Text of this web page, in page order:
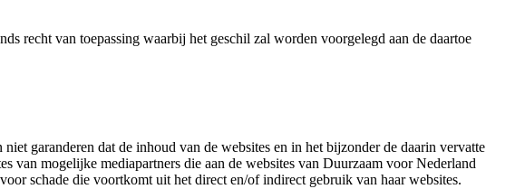
recht van toepassing waarbij het geschil zal worden voorgelegd aan de daartoe
garanderen dat de inhoud van de websites en in het bijzonder de daarin vervatte
mogelijke mediapartners die aan de websites van Duurzaam voor Nederland
schade die voortkomt uit het direct en/of indirect gebruik van haar websites.